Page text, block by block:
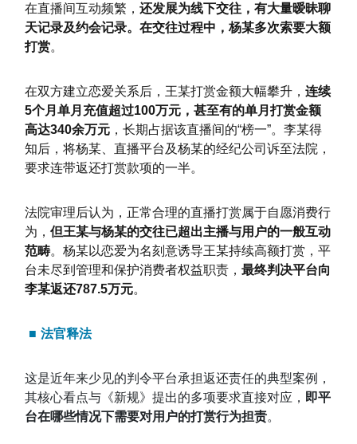
在直播间互动频繁， 还发展为线下交往，有大量暧昧聊
天记录及约会记录。在交往过程中，杨某多次索要大额
打赏。
在双方建立恋爱关系后，王某打赏金额大幅攀升， 连续
5个月单月充值超过100万元，甚至有的单月打赏金额
高达340余万元 ，长期占据该直播间的“榜一”。李某得
知后，将杨某、直播平台及杨某的经纪公司诉至法院，
要求连带返还打赏款项的一半。
法院审理后认为，正常合理的直播打赏属于自愿消费行
为， 但王某与杨某的交往已超出主播与用户的一般互动
范畴。杨某以恋爱为名刻意诱导王某持续高额打赏，平
台未尽到管理和保护消费者权益职责， 最终判决平台向
李某返还787.5万元。
■ 法官释法
这是近年来少见的判令平台承担返还责任的典型案例，
其核心看点与《新规》提出的多项要求直接对应， 即平
台在哪些情况下需要对用户的打赏行为担责。